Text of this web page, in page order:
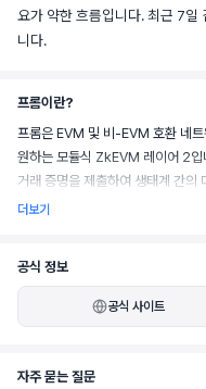
요가 약한 흐름입니다. 최근 7
니다.
프롬이란?
프롬은 EVM 및 비-EVM 호환 네트
원하는 모듈식 ZkEVM 레이어 2입
거래 증명을 제출하여 생태계 간의
더보기
공식 정보
공식 사이트
자주 묻는 질문